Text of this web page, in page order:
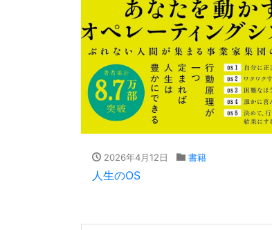
2026年4月12日 書籍
人生のOS